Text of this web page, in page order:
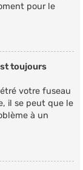
pour le
toujours
votre fuseau
il se peut que le
à un